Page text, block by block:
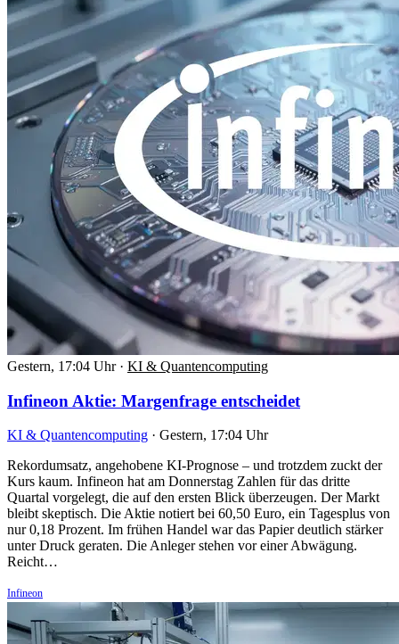
Gestern, 17:04 Uhr · KI & Quantencomputing
Infineon Aktie: Margenfrage entscheidet
KI & Quantencomputing · Gestern, 17:04 Uhr
Rekordumsatz, angehobene KI-Prognose – und trotzdem zuckt der
Kurs kaum. Infineon hat am Donnerstag Zahlen für das dritte
Quartal vorgelegt, die auf den ersten Blick überzeugen. Der Markt
bleibt skeptisch. Die Aktie notiert bei 60,50 Euro, ein Tagesplus von
nur 0,18 Prozent. Im frühen Handel war das Papier deutlich stärker
unter Druck geraten. Die Anleger stehen vor einer Abwägung.
Reicht…
Infineon